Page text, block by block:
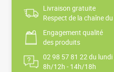
Livraison gratuite
Respect de la chaîne
Engagement qualité
des produits
02 98 57 81 22 du
8h/12h - 14h/18h